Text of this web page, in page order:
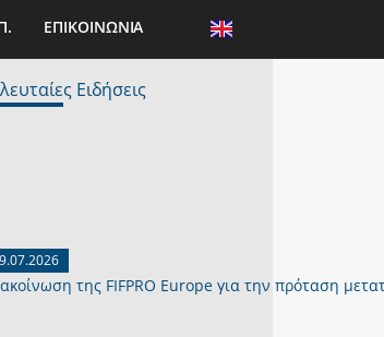
ΕΠΙΚΟΙΝΩΝΙΑ
Ειδήσεις
της FIFPRO Europe για την πρόταση